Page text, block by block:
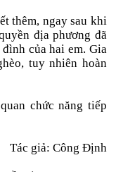
thêm, ngay sau khi
địa phương đã
của hai em. Gia
tuy nhiên hoàn
chức năng tiếp
Tác giả: Công Định